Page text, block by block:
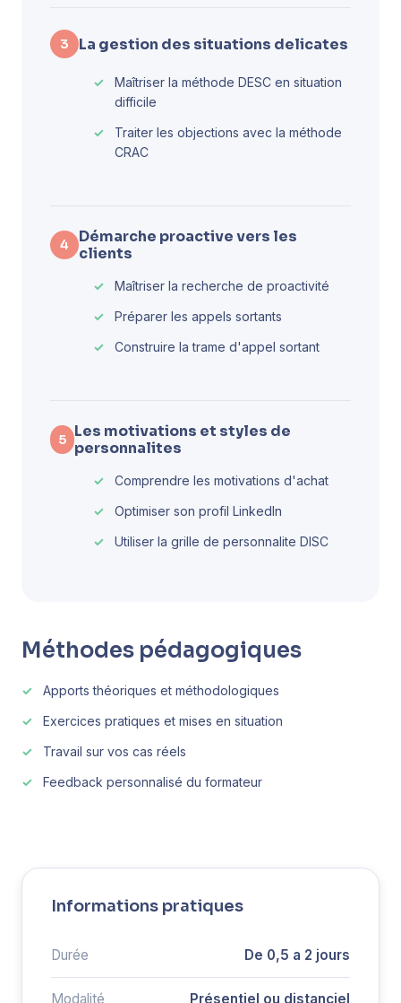
3 La gestion des situations delicates
Maîtriser la méthode DESC en situation
difficile
Traiter les objections avec la méthode
CRAC
4
Démarche proactive vers les
clients
Maîtriser la recherche de proactivité
Préparer les appels sortants
Construire la trame d'appel sortant
5 Les motivations et styles de
personnalites
Comprendre les motivations d'achat
Optimiser son profil LinkedIn
Utiliser la grille de personnalite DISC
Méthodes pédagogiques
Apports théoriques et méthodologiques
Exercices pratiques et mises en situation
Travail sur vos cas réels
Feedback personnalisé du formateur
Informations pratiques
Durée De 0,5 a 2 jours
Modalité Présentiel ou distanciel